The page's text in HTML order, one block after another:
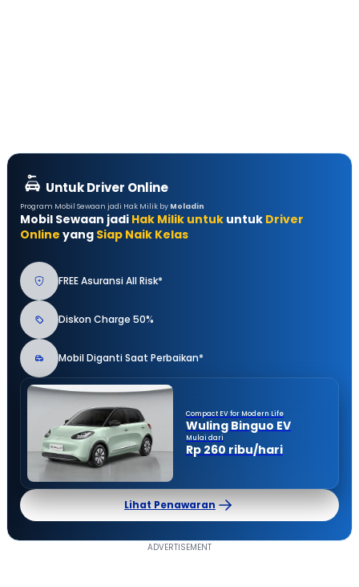
Untuk Driver Online
Program Mobil Sewaan jadi Hak Milik by Moladin
Mobil Sewaan jadi Hak Milik untuk untuk Driver
Online yang Siap Naik Kelas
FREE Asuransi All Risk*
Diskon Charge 50%
Mobil Diganti Saat Perbaikan*
Compact EV for Modern Life
Wuling Binguo EV
Mulai dari
Rp 260 ribu/hari
Lihat Penawaran